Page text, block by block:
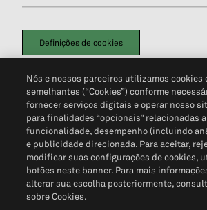
Definições de cookies
Política de PrivacidadePortal de privacidade do
Não Venda Minhas Informações Pessoais© 2026
Nós e nossos parceiros utilizamos cookies
semelhantes (“Cookies”) conforme
fornecer serviços digitais e operar nosso
para finalidades “opcionais” relacionadas a
funcionalidade, desempenho (incluindo
e publicidade direcionada. Para aceitar,
modificar suas configurações de cookies,
botões neste banner. Para mais
alterar sua escolha posteriormente,
sobre Cookies.